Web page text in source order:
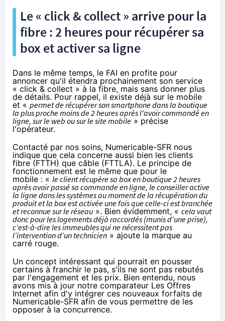
Le « click & collect » arrive pourla
fibre: 2 heures pour récupérer sa
box et activer sa ligne
Dans le même temps, le FAI en profite pour
annoncer qu'il étendra prochainement son service
« click & collect » à la fibre, mais sans donner plus
de détails. Pour rappel, il existe déjà sur le mobile
et « permet de récupérer son smartphone dans la boutique
la plus proche moins de 2 heures après l'avoir commandé en
ligne, sur le web ou sur le site mobile » précise
l'opérateur.
Contacté par nos soins, Numericable-SFR nous
indique que cela concerne aussi bien les clients
fibre (FTTH) que câble (FTTLA). Le principe de
fonctionnement est le même que pour le
mobile : « le client récupère sa box en boutique 2 heures
après avoir passé sa commande en ligne, le conseiller active
la ligne dans les systèmes au moment de la récupération du
produit et la box est activée une fois que celle-ci est branchée
et reconnue sur le réseau ». Bien évidemment, « cela vaut
donc pour les logements déjà raccordés (munis d’une prise),
c’est-à-dire les immeubles qui ne nécessitent pas
l’intervention d’un technicien » ajoute la marque au
carré rouge.
Un concept intéressant qui pourrait en pousser
certains à franchir le pas, s'ils ne sont pas rebutés
par l'engagement et les prix. Bien entendu, nous
avons mis à jour notre comparateur Les Offres
Internet afin d'y intégrer ces nouveaux forfaits de
Numericable-SFR afin de vous permettre de les
opposer à la concurrence.